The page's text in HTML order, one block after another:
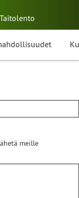
Taitolento
meille